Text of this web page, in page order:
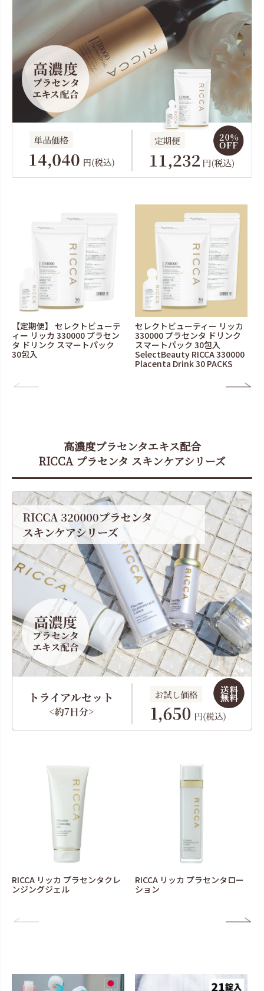
【定期便】 セレクトビューテ
ィー リッカ 330000 プラセン
タ ドリンク スマートパック
30包入
セレクトビューティー リッカ
330000 プラセンタ ドリンク
スマートパック 30包入
SelectBeauty RICCA 330000
Placenta Drink 30 PACKS
高濃度プラセンタエキス配合
RICCA プラセンタ スキンケアシリーズ
RICCA リッカ プラセンタクレ
ンジングジェル
RICCA リッカ プラセンタロー
ション